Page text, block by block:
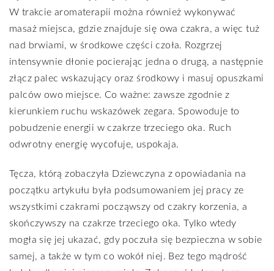
W trakcie aromaterapii można również wykonywać
masaż miejsca, gdzie znajduje się owa czakra, a więc tuż
nad brwiami, w środkowe części czoła. Rozgrzej
intensywnie dłonie pocierając jedna o drugą, a następnie
złącz palec wskazujący oraz środkowy i masuj opuszkami
palców owo miejsce. Co ważne: zawsze zgodnie z
kierunkiem ruchu wskazówek zegara. Spowoduje to
pobudzenie energii w czakrze trzeciego oka. Ruch
odwrotny energię wycofuje, uspokaja.
Tęcza, którą zobaczyła Dziewczyna z opowiadania na
początku artykułu była podsumowaniem jej pracy ze
wszystkimi czakrami począwszy od czakry korzenia, a
skończywszy na czakrze trzeciego oka. Tylko wtedy
mogła się jej ukazać, gdy poczuła się bezpieczna w sobie
samej, a także w tym co wokół niej. Bez tego mądrość